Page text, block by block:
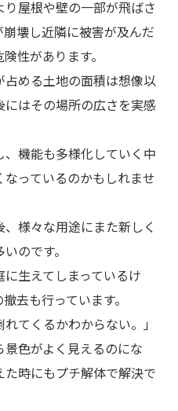
屋根や壁の一部が飛ばさ
壊し近隣に被害が及んだ
性があります。
占める土地の面積は想像以
はその場所の広さを実感
機能も多様化していく中
っているのかもしれませ
様々な用途にまた新しく
のです。
生えてしまっているけ
去も行っています。
てくるかわからない。」
景色がよく見えるのにな
時にもプチ解体で解決で